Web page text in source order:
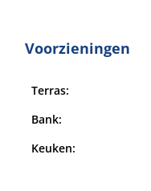
Voorzieningen
Terras:
Bank:
Keuken: